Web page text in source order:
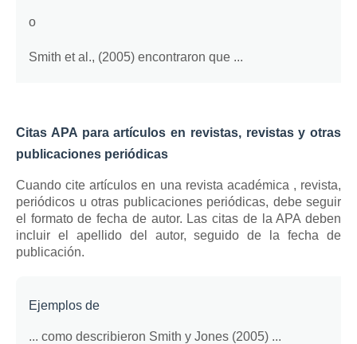
o
Smith et al., (2005) encontraron que ...
Citas APA para artículos en revistas, revistas y otras
publicaciones periódicas
Cuando cite artículos en una revista académica, revista,
periódicos u otras publicaciones periódicas, debe seguir
el formato de fecha de autor. Las citas de la APA deben
incluir el apellido del autor, seguido de la fecha de
publicación.
Ejemplos de
... como describieron Smith y Jones (2005) ...